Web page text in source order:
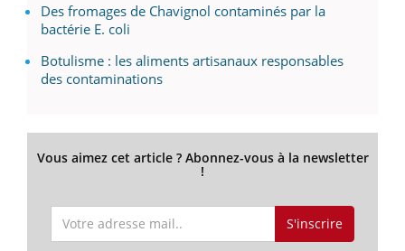
Des fromages de Chavignol contaminés par la
bactérie E. coli
Botulisme : les aliments artisanaux responsables
des contaminations
Vous aimez cet article ? Abonnez-vous à la newsletter
!
S'inscrire